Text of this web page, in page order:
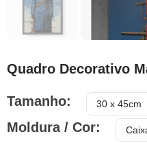
Quadro Decorativo
Tamanho
Moldura / Cor